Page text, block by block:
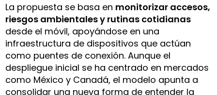
La propuesta se basa en monitorizar accesos,
riesgos ambientales y rutinas cotidianas
desde el móvil, apoyándose en una
infraestructura de dispositivos que actúan
como puentes de conexión. Aunque el
despliegue inicial se ha centrado en mercados
como México y Canadá, el modelo apunta a
consolidar una nueva forma de entender la